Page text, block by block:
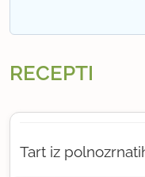
RECEPTI
Tart iz